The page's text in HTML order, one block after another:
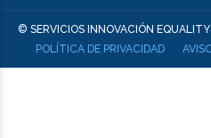
© SERVICIOS INNOVACIÓN
POLÍTICA DE PRIVACIDAD